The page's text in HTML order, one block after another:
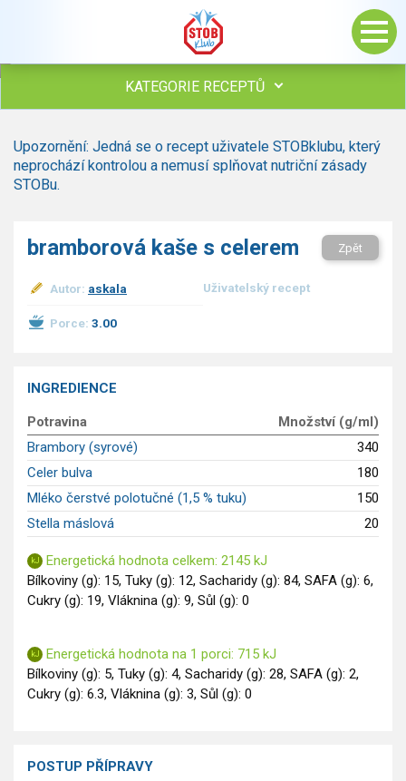
KATEGORIE RECEPTŮ
Polévky
Studená kuchyně
Bezmasé a zeleninové
Sladké pokrmy
Dezerty
Dětské recepty
GLP-1 recepty
Upozornění: Jedná se o recept uživatele STOBklubu, který
neprochází kontrolou a nemusí splňovat nutriční zásady
STOBu.
bramborová kaše s celerem Zpět
Autor: askala Uživatelský recept
Porce: 3.00
INGREDIENCE
Potravina
Množství (g/ml)
Brambory (syrové)
340
Celer bulva
180
Mléko čerstvé polotučné (1,5 % tuku)
150
Stella máslová
20
Energetická hodnota celkem: 2145 kJ
Bílkoviny (g): 15, Tuky (g): 12, Sacharidy (g): 84, SAFA (g): 6,
Cukry (g): 19, Vláknina (g): 9, Sůl (g): 0
Energetická hodnota na 1 porci: 715 kJ
Bílkoviny (g): 5, Tuky (g): 4, Sacharidy (g): 28, SAFA (g): 2,
Cukry (g): 6.3, Vláknina (g): 3, Sůl (g): 0
POSTUP PŘÍPRAVY